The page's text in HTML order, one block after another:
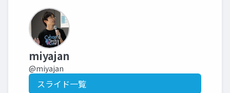
miyajan
@miyajan
スライド一覧